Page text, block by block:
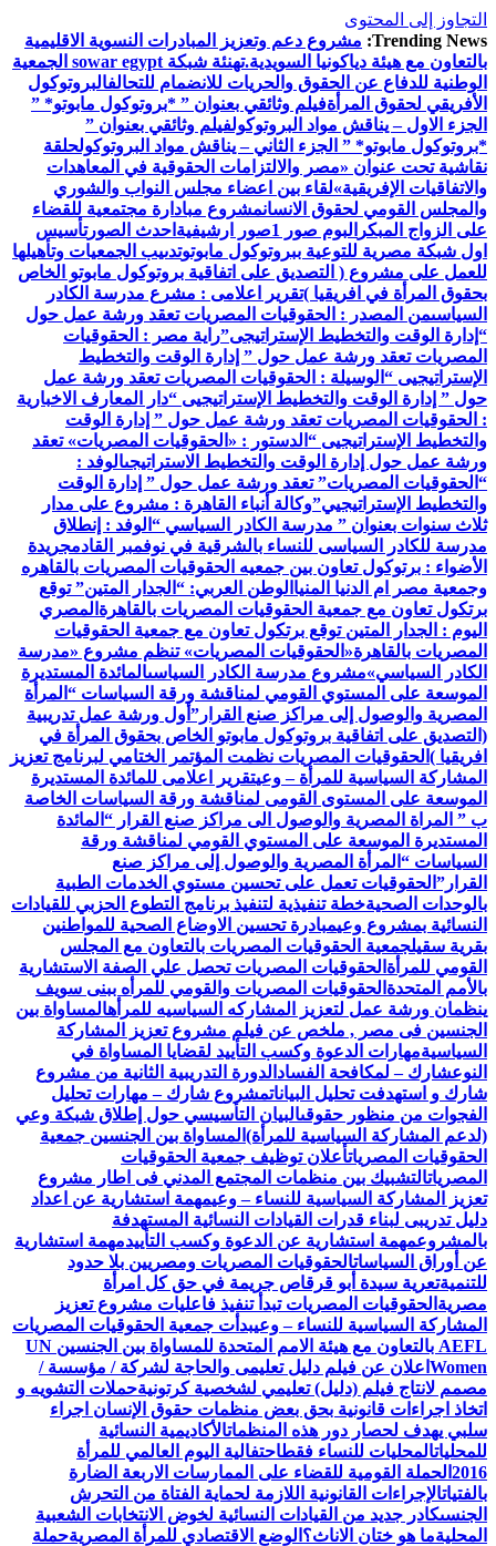
التجاوز إلى المحتوى
Trending News: مشروع دعم وتعزيز المبادرات النسوية الاقليمية
بالتعاون مع هيئة دياكونيا السويدية.
تهنئة شبكة sowar egypt الجمعية
الوطنية للدفاع عن الحقوق والحريات للانضمام للتحالفالبروتوكول
الأفريقي لحقوق المرأةفيلم وثائقي بعنوان ” *بروتوكول مابوتو* ”
الجزء الاول – يناقش مواد البروتوكولفيلم وثائقي بعنوان ”
*بروتوكول مابوتو* ” الجزء الثاني – يناقش مواد البروتوكولحلقة
نقاشية تحت عنوان «مصر والالتزامات الحقوقية في المعاهدات
والاتفاقيات الإفريقية»لقاء بين اعضاء مجلس النواب والشوري
والمجلس القومي لحقوق الانسانمشروع مبادارة مجتمعية للقضاء
على الزواج المبكر البوم صور 1 صور ارشيفية احدث الصورتأسيس
اول شبكة مصرية للتوعية ببروتوكول مابوتوتدىيب الجمعيات وتأهيلها
للعمل على مشروع ( التصديق على اتفاقية بروتوكول مابوتو الخاص
بحقوق المرأة في افريقيا )تقرير اعلامى : مشرع مدرسة الكادر
السياسىمن المصدر : الحقوقيات المصريات تعقد ورشة عمل حول
“إدارة الوقت والتخطيط الإستراتيجى”راية مصر : الحقوقيات
المصريات تعقد ورشة عمل حول ” إدارة الوقت والتخطيط
الإستراتيجيى “ الوسيلة : الحقوقيات المصريات تعقد ورشة عمل
حول ” إدارة الوقت والتخطيط الإستراتيجيى “دار المعارف الاخبارية
: الحقوقيات المصريات تعقد ورشة عمل حول ” إدارة الوقت
والتخطيط الإستراتيجيى “ الدستور : «الحقوقيات المصريات» تعقد
ورشة عمل حول إدارة الوقت والتخطيط الاستراتيجىالوفد :
“الحقوقيات المصريات” تعقد ورشة عمل حول ” إدارة الوقت
والتخطيط الإستراتيجيي”وكالة أنباء القاهرة : مشروع على مدار
ثلاث سنوات بعنوان ” مدرسة الكادر السياسي “ الوفد : إنطلاق
مدرسة للكادر السياسى للنساء بالشرقية في نوفمبر القادمجريدة
الأضواء : برتوكول تعاون بين جمعيه الحقوقيات المصريات بالقاهره
وجمعية مصر ام الدنيا المنيا الوطن العربي: “الجدار المتين” توقع
برتكول تعاون مع جمعية الحقوقيات المصريات بالقاهرة المصري
اليوم : الجدار المتين توقع برتكول تعاون مع جمعية الحقوقيات
المصريات بالقاهرة«الحقوقيات المصريات» تنظم مشروع «مدرسة
الكادر السياسي»مشروع مدرسة الكادر السياسىالمائدة المستديرة
الموسعة على المستوي القومي لمناقشة ورقة السياسات “المرأة
المصرية والوصول إلى مراكز صنع القرار” أول ورشة عمل تدريبية
(التصديق على اتفاقية بروتوكول مابوتو الخاص بحقوق المرأة في
افريقيا ) الحقوقيات المصريات نظمت المؤتمر الختامي لبرنامج تعزيز
المشاركة السياسية للمرأة – وعيتقرير اعلامى للمائدة المستديرة
الموسعة على المستوى القومى لمناقشة ورقة السياسات الخاصة
ب ” المراة المصرية والوصول الى مراكز صنع القرار “ المائدة
المستديرة الموسعة على المستوي القومي لمناقشة ورقة
السياسات “المرأة المصرية والوصول إلى مراكز صنع
القرار” الحقوقيات تعمل على تحسين مستوي الخدمات الطبية
بالوحدات الصحيةخطة تنفيذية لتنفيذ برنامج التطوع الحزبي للقيادات
النسائية بمشروع وعيمبادرة تحسين الاوضاع الصحية للمواطنين
بقرية سقيلجمعية الحقوقيات المصريات بالتعاون مع المجلس
القومي للمرأة الحقوقيات المصريات تحصل علي الصفة الاستشارية
بالأمم المتحدة الحقوقيات المصريات والقومي للمرأه ببنى سويف
ينظمان ورشة عمل لتعزيز المشاركه السياسيه للمرأهالمساواة بين
الجنسين فى مصر , ملخص عن فيلم مشروع تعزيز المشاركة
السياسيةمهارات الدعوة وكسب التأييد لقضايا المساواة في
النوعشارك – لمكافحة الفساد الدورة التدريبية الثانية من مشروع
شارك و استهدفت تحليل البياناتمشروع شارك – مهارات تحليل
الفجوات من منظور حقوقىالبيان التأسيسي حول إطلاق شبكة وعي
(لدعم المشاركة السياسية للمرأة) المساواة بين الجنسين جمعية
الحقوقيات المصرياتأعلان توظيف جمعية الحقوقيات
المصرياتالتشبيك بين منظمات المجتمع المدني فى اطار مشروع
تعزيز المشاركة السياسية للنساء – وعيمهمة استشارية عن اعداد
دليل تدريبى لبناء قدرات القيادات النسائية المستهدفة
بالمشروعمهمة استشارية عن الدعوة وكسب التأييدمهمة استشارية
عن أوراق السياساتالحقوقيات المصريات ومصريين بلا حدود
للتنميةتعرية سيدة أبو قرقاص جريمة في حق كل امرأة
مصرية الحقوقيات المصريات تبدأ تنفيذ فاعليات مشروع تعزيز
المشاركة السياسية للنساء – وعيبدأت جمعية الحقوقيات المصريات
AEFL بالتعاون مع هيئة الامم المتحدة للمساواة بين الجنسين UN
Women اعلان عن فيلم دليل تعليمى والحاجة لشركة / مؤسسة /
مصمم لانتاج فيلم (دليل) تعليمي لشخصية كرتونيةحملات التشويه و
اتخاذ اجراءات قانونية بحق بعض منظمات حقوق الإنسان اجراء
سلبي يهدف لحصار دور هذه المنظماتالأكاديمية النسائية
للمحلياتالمحليات للنساء فقطاحتفالية اليوم العالمي للمرأة
2016 الحملة القومية للقضاء على الممارسات الاربعة الضارة
بالفتياتالإجراءات القانونية اللازمة لحماية الفتاة من التحرش
الجنسىكادر جديد من القيادات النسائية لخوض الانتخابات الشعبية
المحليةما هو ختان الاناث؟ الوضع الاقتصادي للمرأة المصريةحملة